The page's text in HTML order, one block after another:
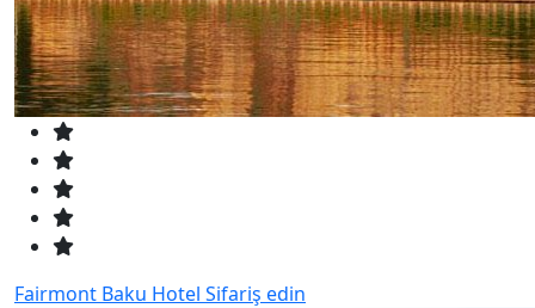
Fairmont Baku Hotel Sifariş edin